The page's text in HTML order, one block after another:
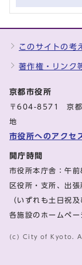
このサイトの考
著作権・リンク
京都市役所
〒604-8571 京都
地
市役所へのアクセ
開庁時間
市役所本庁舎：午
区役所・支所、出
（いずれも土日祝
各施設のホームペー
(c) City of Kyoto.